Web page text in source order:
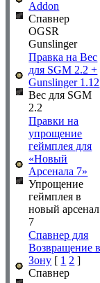
Addon
Спавнер
OGSR
Gunslinger
Правка на Вес
для SGM 2.2 +
Gunslinger 1.12
Вес для SGM
2.2
Правки на
упрощение
геймплея для
«Новый
Арсенала 7»
Упрощение
геймплея в
новый арсенал
7
Спавнер для
Возвращение в
Зону [ 1 2 ]
Спавнер